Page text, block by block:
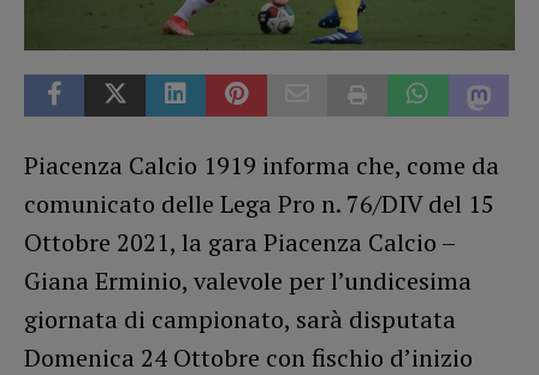
Piacenza Calcio 1919 informa che, come da
comunicato delle Lega Pro n. 76/DIV del 15
Ottobre 2021, la gara Piacenza Calcio –
Giana Erminio, valevole per l’undicesima
giornata di campionato, sarà disputata
Domenica 24 Ottobre con fischio d’inizio